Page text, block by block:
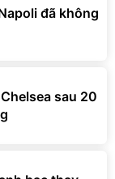
đã không
sau 20